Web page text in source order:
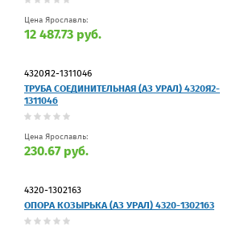
Цена Ярославль:
12 487.73 руб.
4320Я2-1311046
ТРУБА СОЕДИНИТЕЛЬНАЯ (АЗ УРАЛ) 4320Я2-
1311046
Цена Ярославль:
230.67 руб.
4320-1302163
ОПОРА КОЗЫРЬКА (АЗ УРАЛ) 4320-1302163